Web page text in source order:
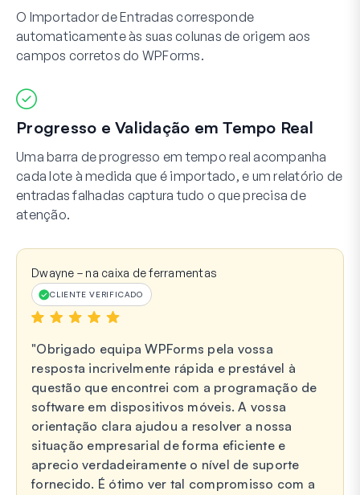
O Importador de Entradas corresponde
automaticamente às suas colunas de origem aos
campos corretos do WPForms.
Progresso e Validação em Tempo Real
Uma barra de progresso em tempo real acompanha
cada lote à medida que é importado, e um relatório de
entradas falhadas captura tudo o que precisa de
atenção.
Dwayne – na caixa de ferramentas
CLIENTE VERIFICADO
Obrigado equipa WPForms pela vossa
resposta incrivelmente rápida e prestável à
questão que encontrei com a programação de
software em dispositivos móveis. A vossa
orientação clara ajudou a resolver a nossa
situação empresarial de forma eficiente e
aprecio verdadeiramente o nível de suporte
fornecido. É ótimo ver tal compromisso com a